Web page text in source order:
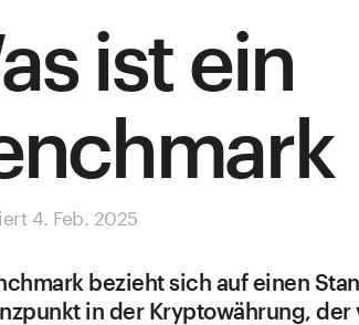
ist ein
4. Feb. 2025
bezieht sich auf einen
in der Kryptowährung,